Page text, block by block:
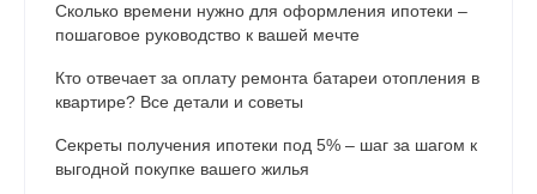
Сколько времени нужно для оформления ипотеки –
пошаговое руководство к вашей мечте
Кто отвечает за оплату ремонта батареи отопления в
квартире? Все детали и советы
Секреты получения ипотеки под 5% – шаг за шагом к
выгодной покупке вашего жилья